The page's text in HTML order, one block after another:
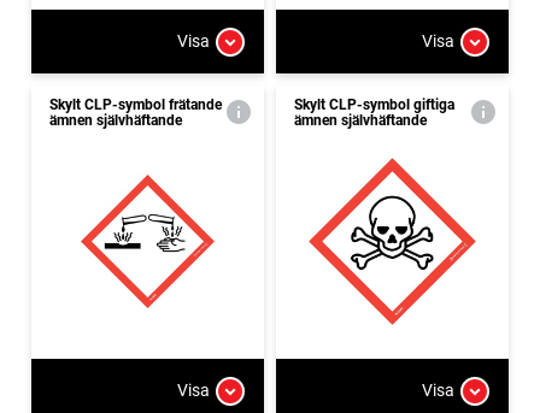
Visa Visa
Skylt CLP-symbol frätande
ämnen självhäftande
Visa
Skylt CLP-symbol giftiga
ämnen självhäftande
Visa